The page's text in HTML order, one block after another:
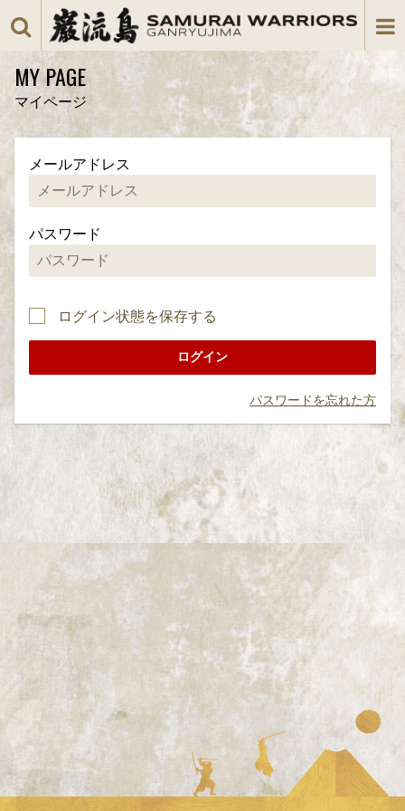
MY PAGE
マイページ
メールアドレス
パスワード
ログイン状態を保存する
パスワードを忘れた方